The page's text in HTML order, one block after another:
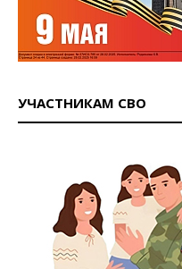
УЧАСТНИКАМ СВО